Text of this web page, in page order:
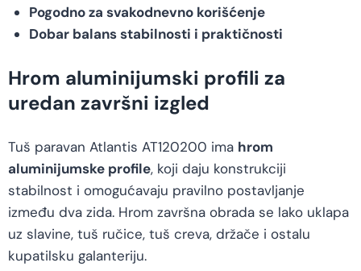
Pogodno za svakodnevno korišćenje
Dobar balans stabilnosti i praktičnosti
Hrom aluminijumski profili za
uredan završni izgled
Tuš paravan Atlantis AT120200 ima hrom
aluminijumske profile, koji daju konstrukciji
stabilnost i omogućavaju pravilno postavljanje
između dva zida. Hrom završna obrada se lako uklapa
uz slavine, tuš ručice, tuš creva, držače i ostalu
kupatilsku galanteriju.